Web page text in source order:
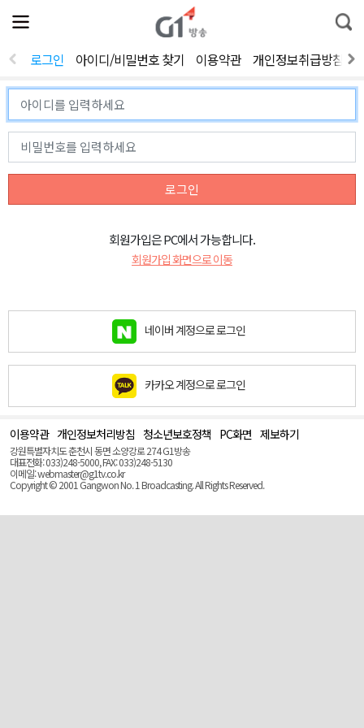
전
체
뉴
열
통
합
색
로그인 아이디/비밀번호 찾기 이용약관 개인정보취급방침
로그인
회원가입은 PC에서 가능합니다.
회원가입 화면으로 이동
네이버 계정으로 로그인
카카오 계정으로 로그인
이용약관 개인정보처리방침 청소년보호정책 PC화면 제보하기
강원특별자치도 춘천시 동면 소양강로 274 G1방송
대표전화: 033)248-5000, FAX: 033)248-5130
이메일: webmaster@g1tv.co.kr
Copyright © 2001 Gangwon No. 1 Broadcasting. All Rights Reserved.